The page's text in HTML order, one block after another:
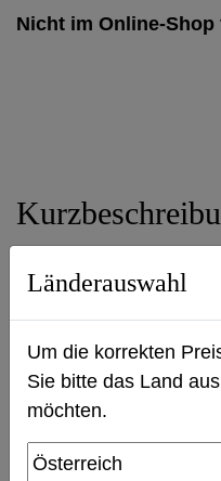
Nicht im Online-
Füllmenge: 375 ml
Produktbeschreibung
Länderauswahl
Um die korrekten
Sie bitte das Land
möchten.